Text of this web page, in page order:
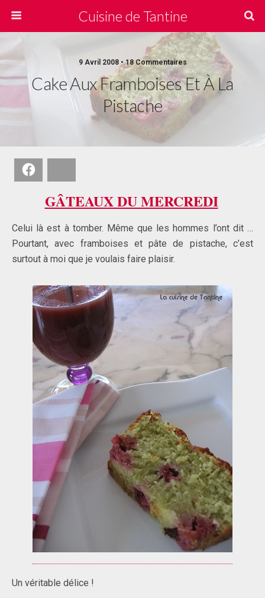
Cuisine de Tantine
9 Avril 2008 • 18 Commentaires
Cake Aux Framboises Et À La
Pistache
GÂTEAUX DU MERCREDI
Celui là est à tomber. Même que les hommes l’ont dit …
Pourtant, avec framboises et pâte de pistache, c’est
surtout à moi que je voulais faire plaisir.
Un véritable délice !